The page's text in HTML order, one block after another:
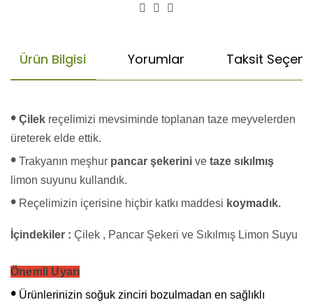
Ürün Bilgisi Yorumlar Taksit
• Çilek reçelimizi mevsiminde toplanan taze meyvelerden
üreterek elde ettik.
• Trakyanın meşhur pancar şekerini ve taze sıkılmış
limon suyunu kullandık.
• Reçelimizin içerisine hiçbir katkı maddesi koymadık.
İçindekiler : Çilek , Pancar Şekeri ve Sıkılmış Limon Suyu
Önemli Uyarı
• Ürünlerinizin soğuk zinciri bozulmadan en sağlıklı